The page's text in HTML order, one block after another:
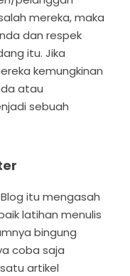
mereka, maka
dan respek
itu. Jika
kemungkinan
atau
sebuah
itu mengasah
latihan menulis
bingung
coba saja
artikel